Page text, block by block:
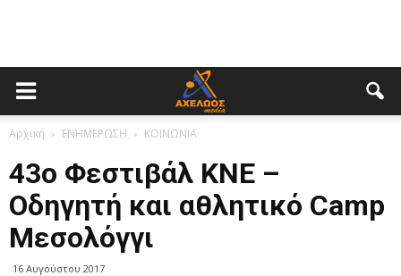
Αρχική ΕΝΗΜΕΡΩΣΗ ΚΟΙΝΩΝΙΑ
43ο Φεστιβάλ ΚΝΕ –
Οδηγητή και αθλητικό Camp
Μεσολόγγι
16 Αυγούστου 2017